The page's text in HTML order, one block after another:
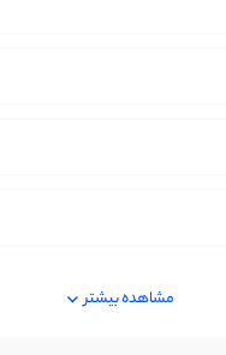
مشاهده بیشتر